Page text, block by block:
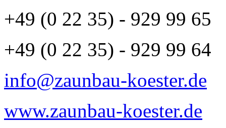
+49 (0 22 35) - 929 99 65
+49 (0 22 35) - 929 99 64
info@zaunbau-koester.de
www.zaunbau-koester.de